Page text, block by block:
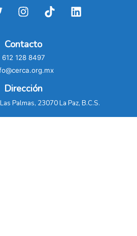
Contacto
612 128 8497
Dirección
Palmas, 23070 La Paz, B.C.S.